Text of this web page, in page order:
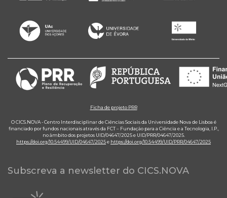
Ficha de projeto PRR
O CICS.NOVA - Centro Interdisciplinar de Ciências Sociais da Universidade Nova de Lisboa é
financiado por fundos nacionais através da FCT – Fundação para a Ciência e a Tecnologia, I.P.,
no âmbito dos projetos UID/04647/2025 e UID/PRR/04647/2025.
https://doi.org/10.54499/UID/04647/2025e https://doi.org/10.54499/UID/PRR/04647/2025
Subscreva a newsletter do CICS.NOVA